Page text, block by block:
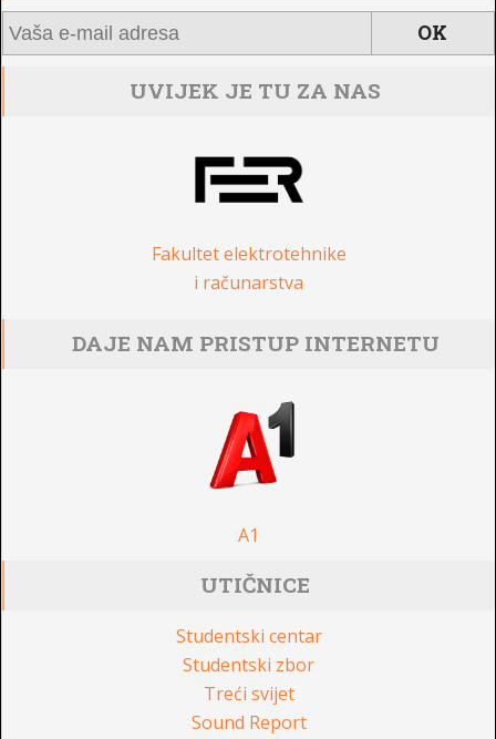
UVIJEK JE TU ZA NAS
Fakultet elektrotehnike
i računarstva
DAJE NAM PRISTUP INTERNETU
A1
UTIČNICE
Studentski centar
Studentski zbor
Treći svijet
Sound Report